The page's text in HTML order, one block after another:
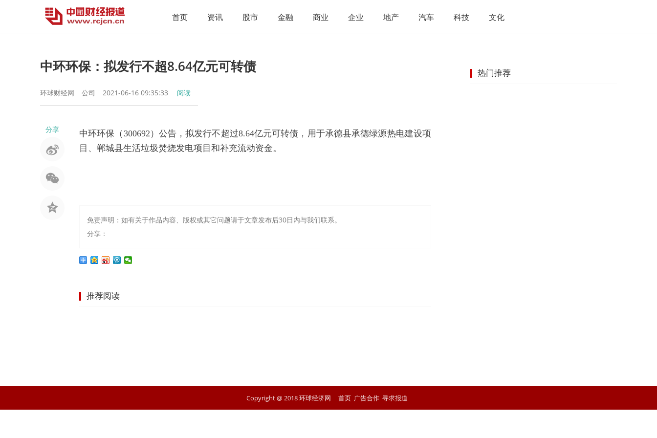
首页 资讯 股市 金融 商业 企业 地产 汽车 科技 文化
分享
中环环保：拟发行不超8.64亿元可转债
环球财经网 公司 2021-06-16 09:35:33 阅读
中环环保（300692）公告，拟发行不超过8.64亿元可转债，用于承德县承德绿源热电建设项
目、郸城县生活垃圾焚烧发电项目和补充流动资金。
免责声明：如有关于作品内容、版权或其它问题请于文章发布后30日内与我们联系。
分享：
推荐阅读
热门推荐
Copyright @ 2018 环球经济网 首页 广告合作 寻求报道